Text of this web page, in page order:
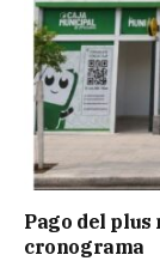
Pago del
cronograma